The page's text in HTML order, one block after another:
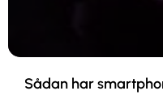
Sådan har